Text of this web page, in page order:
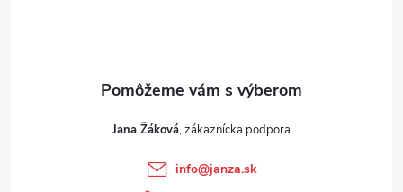
Jana Žáková
info@janza.sk